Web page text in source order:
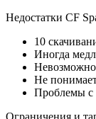
Недостатки CF
10
Иногда
Невозможно
Не
Проблемы с
Ограничения и